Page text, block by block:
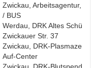
Zwickau, Arbeitsagentur,
/ BUS
Werdau, DRK Altes
Zwickauer Str. 37
Zwickau, DRK-
Auf-Center